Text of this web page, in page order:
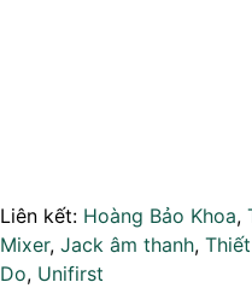
Liên kết: Hoàng Bảo Khoa,
Mixer, Jack âm thanh,
Do, Unifirst